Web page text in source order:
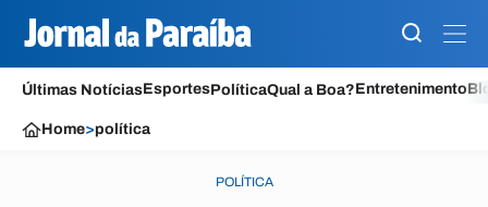
Últimas NotíciasEsportesPolíticaQual a Boa?Entretenimento
Home>política
POLÍTICA